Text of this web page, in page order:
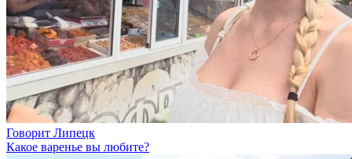
Говорит Липецк
Какое варенье вы любите?